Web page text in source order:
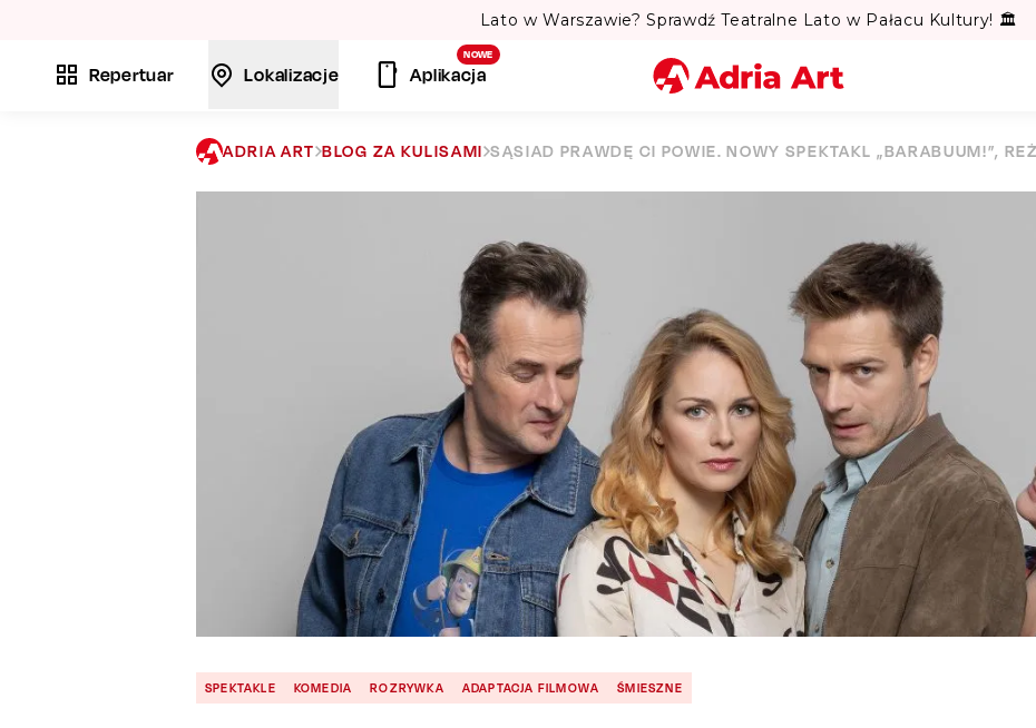
Lato w Warszawie? Sprawdź Teatralne Lato w Pałacu Kultury! 🏛️
Repertuar Lokalizacje
NOWE
Aplikacja
Miasto
ADRIA ART BLOG ZA KULISAMI SĄSIAD PRAWDĘ CI POWIE. NOWY SPEKTAKL „BARABUUM!”,
SPEKTAKLE KOMEDIA ROZRYWKA ADAPTACJA FILMOWA ŚMIESZNE